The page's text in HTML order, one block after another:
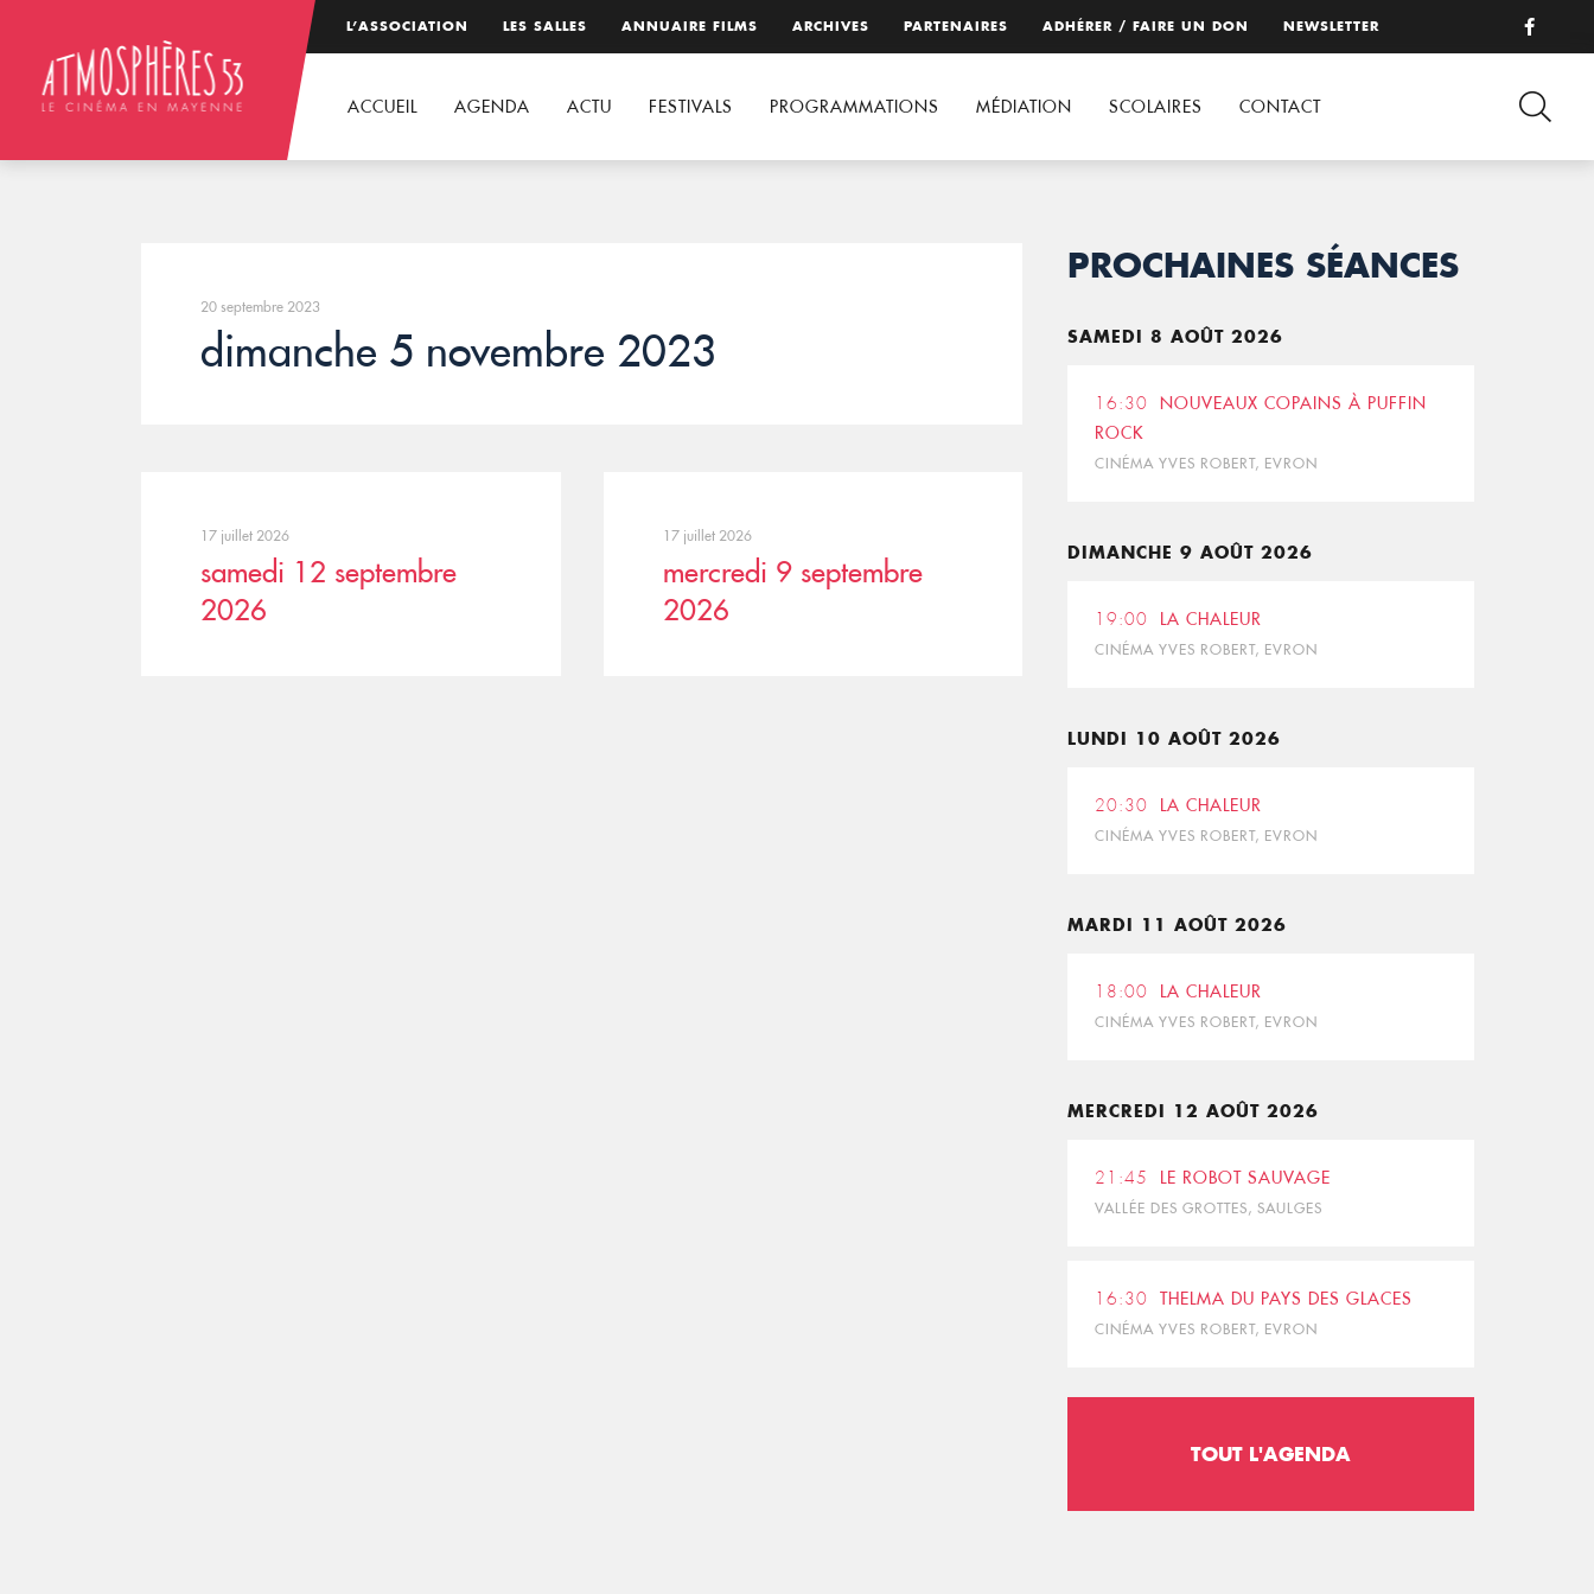
L’ASSOCIATION LES SALLES ANNUAIRE FILMS ARCHIVES PARTENAIRES ADHÉRER / FAIRE UN DON NEWSLETTER
ACCUEIL AGENDA ACTU FESTIVALS PROGRAMMATIONS MÉDIATION SCOLAIRES CONTACT
20 septembre 2023
dimanche 5 novembre 2023
17 juillet 2026
samedi 12 septembre
2026
17 juillet 2026
mercredi 9 septembre
2026
PROCHAINES SÉANCES
SAMEDI 8 AOÛT 2026
16:30
NOUVEAUX COPAINS À PUFFIN
ROCK
CINÉMA YVES ROBERT, EVRON
DIMANCHE 9 AOÛT 2026
19:00 LA CHALEUR
CINÉMA YVES ROBERT, EVRON
LUNDI 10 AOÛT 2026
20:30 LA CHALEUR
CINÉMA YVES ROBERT, EVRON
MARDI 11 AOÛT 2026
18:00 LA CHALEUR
CINÉMA YVES ROBERT, EVRON
MERCREDI 12 AOÛT 2026
21:45 LE ROBOT SAUVAGE
VALLÉE DES GROTTES, SAULGES
16:30 THELMA DU PAYS DES GLACES
CINÉMA YVES ROBERT, EVRON
TOUT L'AGENDA